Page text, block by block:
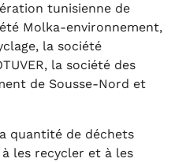
tunisienne de
Molka-environnement,
la société
la société des
de Sousse-Nord et
quantité de déchets
les recycler et à les